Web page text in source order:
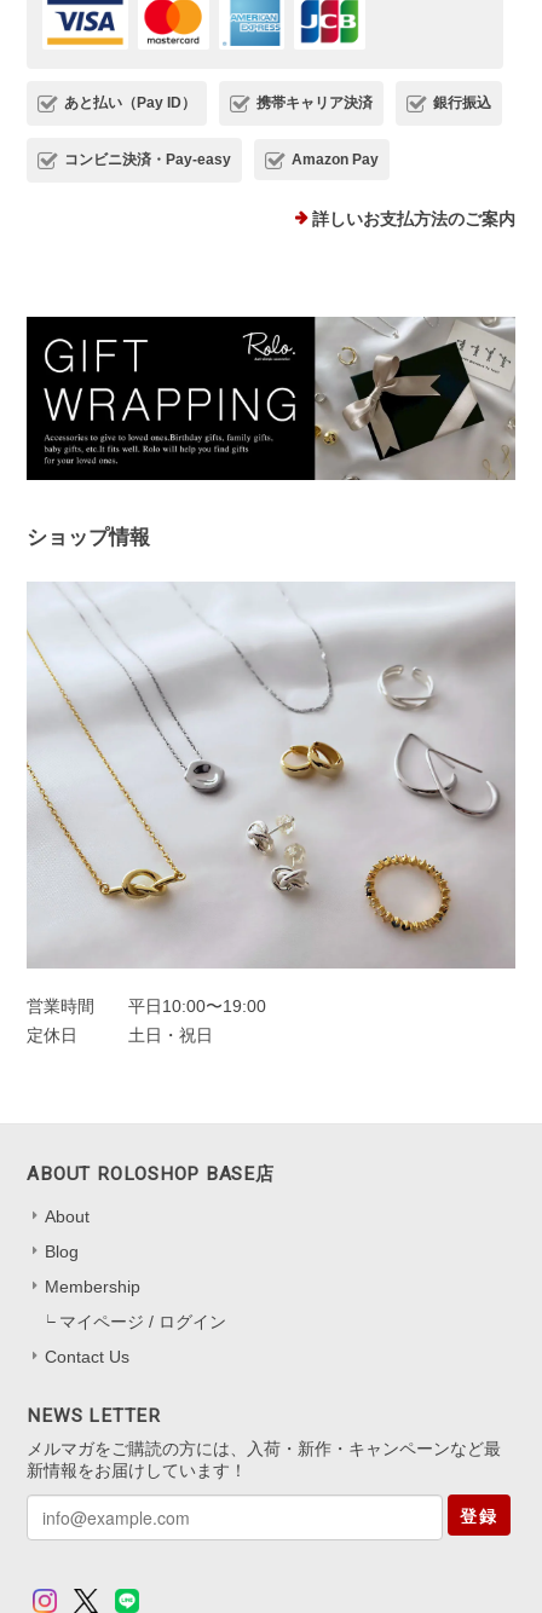
いただけることを、心よりお待ちしてお
ります。
ルバーでどんなファションにも合うため、たくさん使わせていただき
ます。 ありがとうございました。
このたびは、Rolo.をご利用いただき有
難うございます。 痒みや違和感が出て
しまっていた中、当店ピアスを使ってい
常の中で、たくさんご活用ください。
このたびは本当にありがとうございまし
フープピアス シルバー925
シルバー
2025/11/22
快適にお使いいただけると思います。
添えられますように。 またいつでも気
軽にお立ち寄りくださいね。
あと払い（Pay ID） 携帯キャリア決済 銀行振込
コンビニ決済・Pay-easy Amazon Pay
詳しいお支払方法のご案内
ショップ情報
営業時間
平日10:00〜19:00
定休日
土日・祝日
ABOUT ROLOSHOP BASE店
About
Blog
Membership
マイページ / ログイン
Contact Us
NEWS LETTER
メルマガをご購読の方には、入荷・新作・キャンペーンなど最
新情報をお届けしています！
登録